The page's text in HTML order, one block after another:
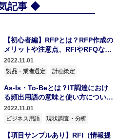
記事 ◆
【初心者編】RFPとは？RFP作成の
メリットや注意点、RFIやRFQなど
分かりやすく解説！
2022.11.01
製品・業者選定
計画策定
As-Is・To-Beとは？IT調達におけ
る頻出用語の意味と使い方について
解説
2022.11.01
ビジネス用語
現状調査・分析
【項目サンプルあり】RFI（情報提